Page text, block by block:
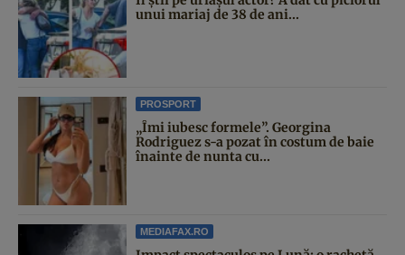
unui mariaj de 38 de ani...
PROSPORT
„Îmi iubesc formele”. Georgina
Rodriguez s-a pozat în costum de baie
înainte de nunta cu...
MEDIAFAX.RO